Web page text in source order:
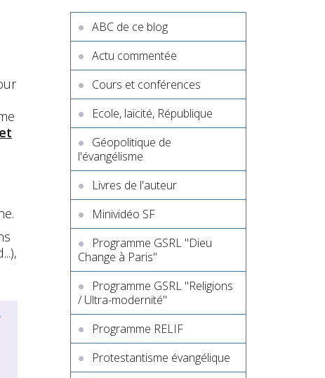
ABC de ce blog
Actu commentée
Cours et conférences
Ecole, laïcité, République
Géopolitique de
l'évangélisme
Livres de l'auteur
Minividéo SF
Programme GSRL "Dieu
Change à Paris"
Programme GSRL "Religions
/ Ultra-modernité"
Programme RELIF
Protestantisme évangélique